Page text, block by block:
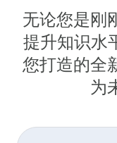
无论您是刚
提升知识水
您打造的全
为